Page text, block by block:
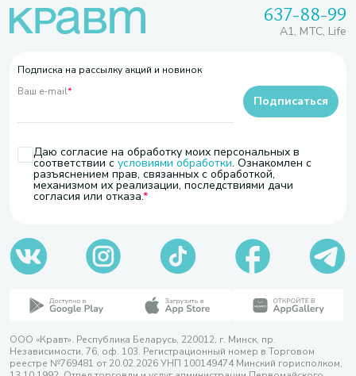
637-88-99
A1, МТС, Life
Подписка на рассылку акций и новинок
Ваш e-mail*
Даю согласие на обработку моих персональных в
соответствии с условиями обработки. Ознакомлен с
разъяснением прав, связанных с обработкой,
механизмом их реализации, последствиями дачи
согласия или отказа.
Подписаться
ООО «Кравт». Республика Беларусь, 220012, г. Минск, пр.
Независимости, 76, оф. 103. Регистрационный номер в Торговом
реестре №769481 от 20.02.2026 УНП 100149474 Минский горисполком,